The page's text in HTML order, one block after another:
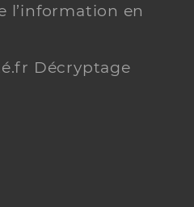
l’information en
Décryptage